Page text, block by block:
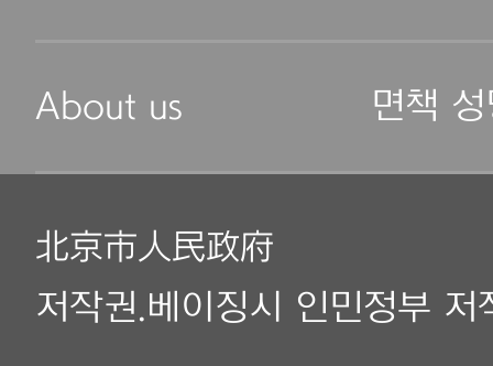
About us 면책
北京市人民政府
저작권.베이징시 인민정부